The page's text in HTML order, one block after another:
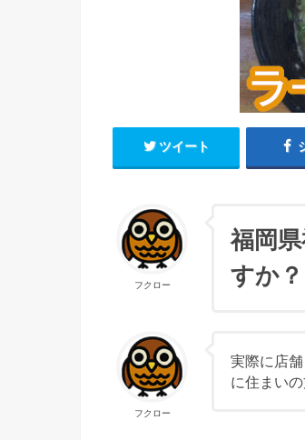
ツイート
フクロー
福岡
すか？
フクロー
実際に店
に住まい